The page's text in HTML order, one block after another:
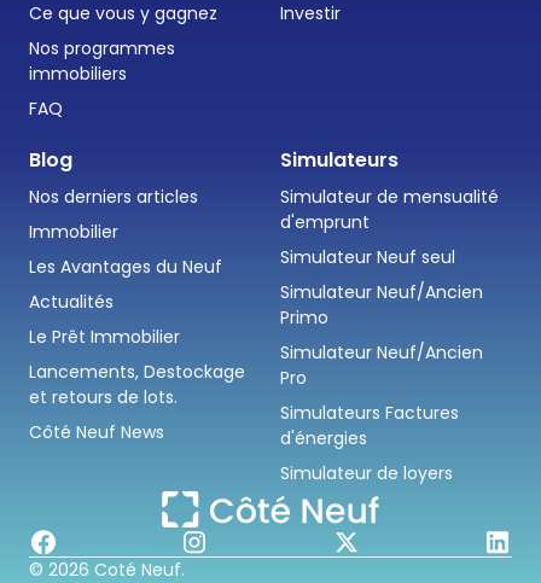
Ce que vous y gagnez
Nos programmes
immobiliers
FAQ
Investir
Blog
Nos derniers articles
Immobilier
Les Avantages du Neuf
Actualités
Le Prêt Immobilier
Lancements, Destockage
et retours de lots.
Côté Neuf News
Simulateurs
Simulateur de mensualité
d'emprunt
Simulateur Neuf seul
Simulateur Neuf/Ancien
Primo
Simulateur Neuf/Ancien
Pro
Simulateurs Factures
d'énergies
Simulateur de loyers
© 2026 Coté Neuf.